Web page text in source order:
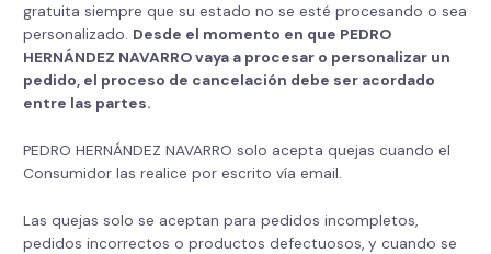
gratuita siempre que su estado no se esté procesando o sea
personalizado. Desde el momento en que PEDRO
HERNÁNDEZ NAVARROvaya a procesar o personalizar un
pedido, el proceso de cancelación debe ser acordado
entre las partes.
PEDRO HERNÁNDEZ NAVARRO solo acepta quejas cuando el
Consumidor las realice por escrito vía email.
Las quejas solo se aceptan para pedidos incompletos,
pedidos incorrectos o productos defectuosos, y cuando se